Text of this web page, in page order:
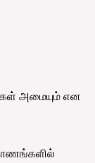
அமையும் என